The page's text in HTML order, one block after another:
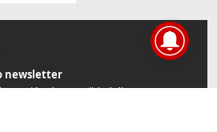
newsletter
de actualidad directamente en